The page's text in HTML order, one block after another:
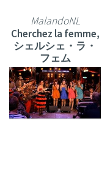
MalandoNL
Cherchez la femme,
シェルシェ・ラ・
フェム